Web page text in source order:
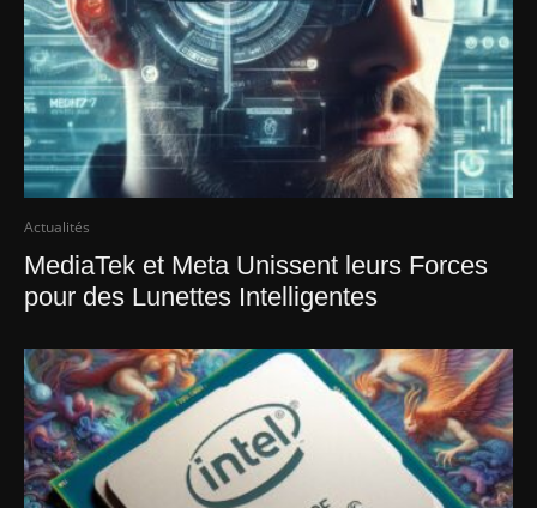
Actualités
MediaTek et Meta Unissent leurs Forces
pour des Lunettes Intelligentes